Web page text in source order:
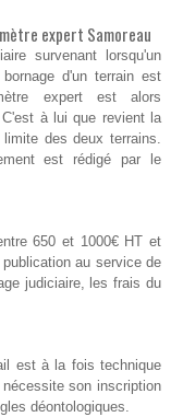
expert Samoreau
survenant lorsqu'un
d'un terrain est
expert est alors
à lui que revient la
des deux terrains.
est rédigé par le
650 et 1000€ HT et
au service de
judiciaire, les frais du
est à la fois technique
son inscription
déontologiques.